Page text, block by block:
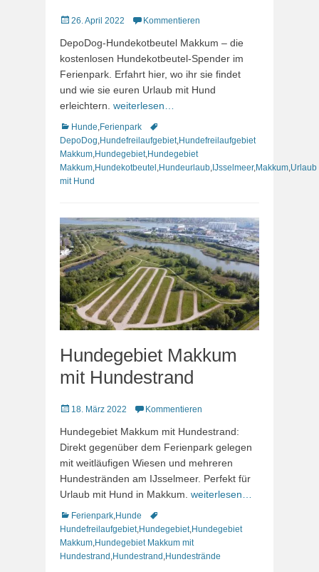
Veröffentlicht
26. April 2022 Kommentieren
DepoDog-Hundekotbeutel Makkum – die
kostenlosen Hundekotbeutel-Spender im
Ferienpark. Erfahrt hier, wo ihr sie findet
und wie sie euren Urlaub mit Hund
erleichtern. weiterlesen…
Kategorien
Hunde,Ferienpark
Schlagworte
DepoDog,Hundefreilaufgebiet,Hundefreilaufgebiet
Makkum,Hundegebiet,Hundegebiet
Makkum,Hundekotbeutel ,Hundeurlaub, IJsselmeer,Makkum,Urlaub
mit Hund
Hundegebiet Makkum
mit Hundestrand
Veröffentlicht
18. März 2022 Kommentieren
Hundegebiet Makkum mit Hundestrand:
Direkt gegenüber dem Ferienpark gelegen
mit weitläufigen Wiesen und mehreren
Hundestränden am IJsselmeer. Perfekt für
Urlaub mit Hund in Makkum. weiterlesen…
Kategorien
Ferienpark Hunde
Schlagworte
Hundefreilaufgebiet, Hundegebiet, Hundegebiet
Makkum Hundegebiet Makkum mit
Hundestrand Hundestrand Hundestrände